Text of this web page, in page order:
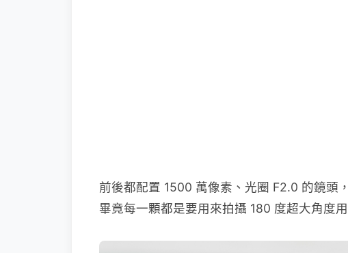
前後都配置 1500 萬像素、光圈 F2.0 的鏡頭
畢竟每一顆都是要用來拍攝 180 度超大角度用